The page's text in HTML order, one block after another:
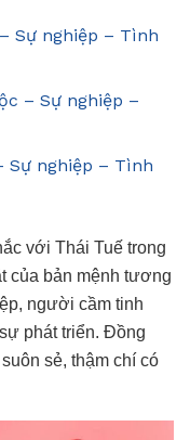
Sự nghiệp – Tình
– Sự nghiệp –
Sự nghiệp – Tình
với Thái Tuế trong
của bản mệnh tương
người cầm tinh
phát triển. Đồng
sẻ, thậm chí có